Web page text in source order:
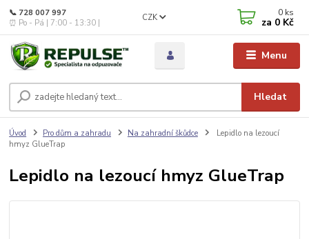
Menu
CZK
Hledat
📞 728 007 997
⏰ Po - Pá | 7:00 - 13:30 |
0 ks
za 0 Kč
Úvod Pro dům a zahradu Na zahradní škůdce
Lepidlo na lezoucí
hmyz GlueTrap
Lepidlo na lezoucí hmyz GlueTrap